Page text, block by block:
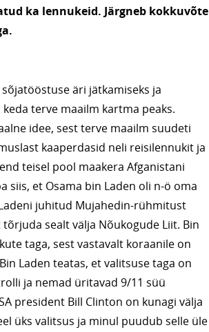
ka lennukeid. Järgneb kokkuvõte
äri jätkamiseks ja
terve maailm kartma peaks.
idee, sest terve maailm suudeti
kaaperdasid neli reisilennukit ja
teisel pool maakera Afganistani
siis, et Osama bin Laden oli n-ö oma
juhitud Mujahedin-rühmitust
sealt välja Nõukogude Liit. Bin
taga, sest vastavalt koraanile on
Laden teatas, et valitsuse taga on
ja nemad üritavad 9/11 süü
president Bill Clinton on kunagi välja
üks valitsus ja minul puudub selle üle